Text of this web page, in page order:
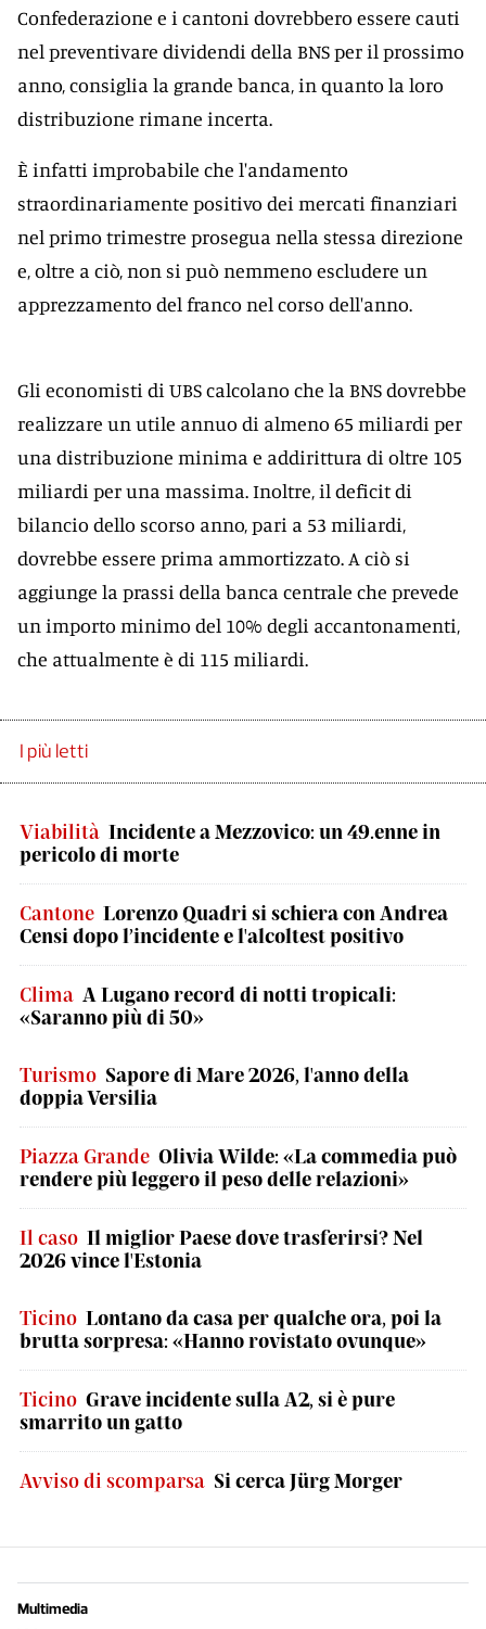
Confederazione e i cantoni dovrebbero essere cauti
nel preventivare dividendi della BNS per il prossimo
anno, consiglia la grande banca, in quanto la loro
distribuzione rimane incerta.
È infatti improbabile che l'andamento
straordinariamente positivo dei mercati finanziari
nel primo trimestre prosegua nella stessa direzione
e, oltre a ciò, non si può nemmeno escludere un
apprezzamento del franco nel corso dell'anno.
Gli economisti di UBS calcolano che la BNS dovrebbe
realizzare un utile annuo di almeno 65 miliardi per
una distribuzione minima e addirittura di oltre 105
miliardi per una massima. Inoltre, il deficit di
bilancio dello scorso anno, pari a 53 miliardi,
dovrebbe essere prima ammortizzato. A ciò si
aggiunge la prassi della banca centrale che prevede
un importo minimo del 10% degli accantonamenti,
che attualmente è di 115 miliardi.
I più letti
Viabilità Incidente a Mezzovico: un 49.enne in
pericolo di morte
Cantone Lorenzo Quadri si schiera con Andrea
Censi dopo l’incidente e l'alcoltest positivo
Clima A Lugano record di notti tropicali:
«Saranno più di 50»
Turismo Sapore di Mare 2026, l'anno della
doppia Versilia
Piazza Grande Olivia Wilde: «La commedia può
rendere più leggero il peso delle relazioni»
Il caso Il miglior Paese dove trasferirsi? Nel
2026 vince l'Estonia
Ticino Lontano da casa per qualche ora, poi la
brutta sorpresa: «Hanno rovistato ovunque»
Ticino Grave incidente sulla A2, si è pure
smarrito un gatto
Avviso di scomparsa Si cerca Jürg Morger
Multimedia